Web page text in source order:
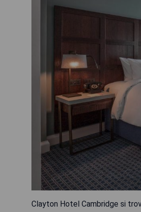
Clayton Hotel Cambridge si